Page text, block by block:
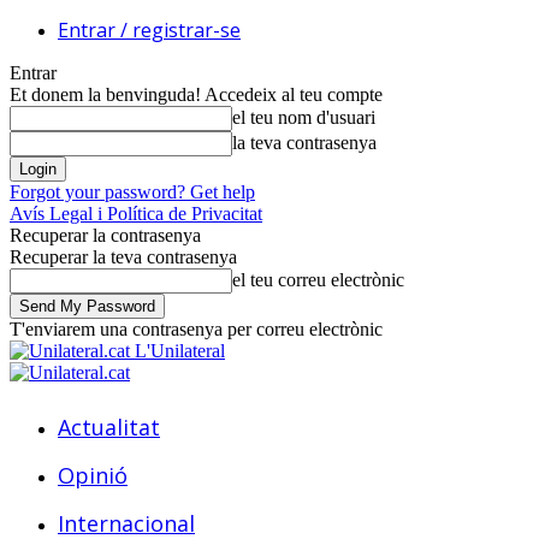
Entrar / registrar-se
Entrar
Et donem la benvinguda! Accedeix al teu compte
el teu nom d'usuari
la teva contrasenya
Forgot your password? Get help
Avís Legal i Política de Privacitat
Recuperar la contrasenya
Recuperar la teva contrasenya
el teu correu electrònic
T'enviarem una contrasenya per correu electrònic
L'Unilateral
Actualitat
Opinió
Internacional